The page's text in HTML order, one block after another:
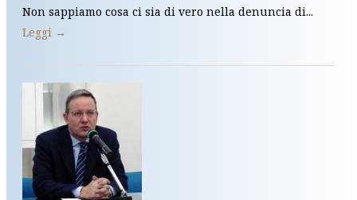
Non sappiamo cosa ci sia di vero nella denuncia di...
Leggi →